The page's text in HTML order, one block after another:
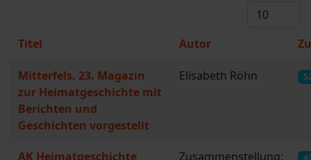
Anzeige #
Titel Autor
Mitterfels. 23. Magazin
zur Heimatgeschichte mit
Berichten und
Geschichten vorgestellt
Elisabeth Röhn
AK Heimatgeschichte
Zusammenstellung: